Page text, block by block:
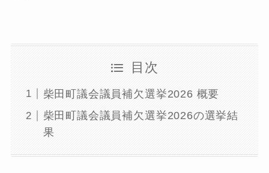
目次
柴田町議会議員補欠選挙2026 概要
柴田町議会議員補欠選挙2026の選挙結
果